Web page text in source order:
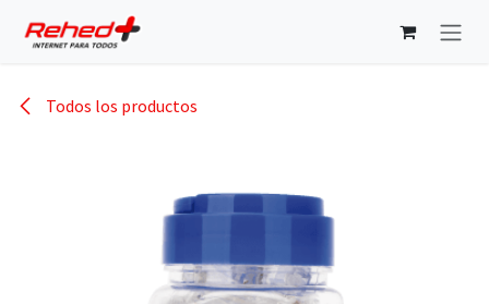
Todos los productos